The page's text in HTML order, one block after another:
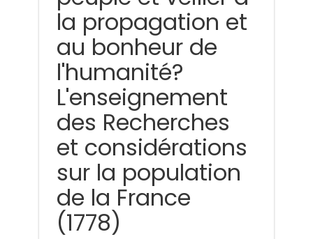
la propagation et
au bonheur de
l'humanité?
L'enseignement
des Recherches
et considérations
sur la population
de la France
(1778)